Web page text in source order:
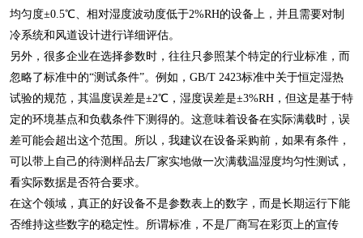
均匀度±0.5℃、相对湿度波动度低于2%RH的设备上，并且需要对制
冷系统和风道设计进行详细评估。
另外，很多企业在选择参数时，往往只参照某个特定的行业标准，而
忽略了标准中的“测试条件”。例如，GB/T 2423标准中关于恒定湿热
试验的规范，其温度误差是±2℃，湿度误差是±3%RH，但这是基于特
定的环境基点和负载条件下测得的。这意味着设备在实际满载时，误
差可能会超出这个范围。所以，我建议在设备采购前，如果有条件，
可以带上自己的待测样品去厂家实地做一次满载温湿度均匀性测试，
看实际数据是否符合要求。
在这个领域，真正的好设备不是参数表上的数字，而是长期运行下能
否维持这些数字的稳定性。所谓标准，不是厂商写在彩页上的宣传